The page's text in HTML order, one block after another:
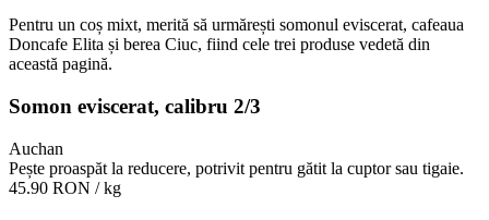
Pentru un coș mixt, merită să urmărești somonul eviscerat, cafeaua
Doncafe Elita și berea Ciuc, fiind cele trei produse vedetă din
această pagină.
Somon eviscerat, calibru 2/3
Auchan
Pește proaspăt la reducere, potrivit pentru gătit la cuptor sau tigaie.
45.90 RON / kg